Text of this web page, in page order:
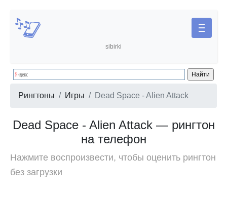
sibirki
Рингтоны Игры Dead Space - Alien Attack
Dead Space - Alien Attack — рингтон
на телефон
Нажмите воспроизвести, чтобы оценить рингтон
без загрузки